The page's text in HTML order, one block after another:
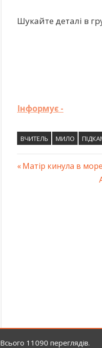
Шукайте деталі в
Інформує -
ВЧИТЕЛЬ МИЛО
Previous
Матір кинула в
Всього 11090 переглядів.